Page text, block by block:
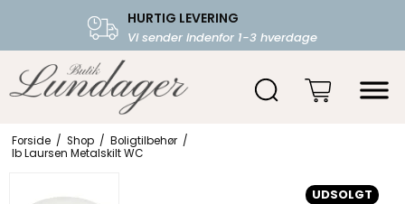
HURTIG LEVERING
Vi sender indenfor 1-3 hverdage
FRI FRAGT OVER 599.-
Starter fra 39,-
Forside / Shop / Boligtilbehør /
Ib Laursen Metalskilt WC
UDSOLGT